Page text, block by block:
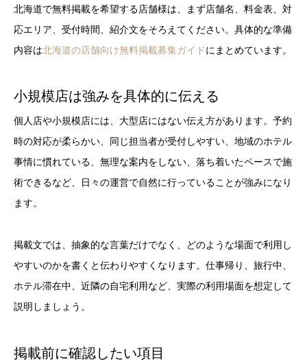
北海道で無料掲載を希望する店舗様は、まず店舗名、料金表、対
応エリア、受付時間、紹介文をそろえてください。具体的な準備
内容は北海道の店舗向け無料掲載募集ガイド にまとめています。
小規模店は強みを具体的に伝える
個人店や小規模店には、大型店にはない伝え方があります。予約
時の対応が柔らかい、同じ担当者が受付しやすい、地域のホテル
事情に慣れている、無理な案内をしない、落ち着いたペースで施
術できるなど、日々の運営で自然に行っていることが強みになり
ます。
掲載文では、抽象的な言葉だけでなく、どのような場面で利用し
やすいのかを書くと伝わりやすくなります。仕事帰り、旅行中、
ホテル滞在中、近隣の自宅利用など、実際の利用場面を想定して
説明しましょう。
掲載前に確認したい項目